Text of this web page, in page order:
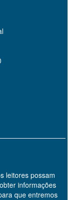
leitores possam
informações
que entremos